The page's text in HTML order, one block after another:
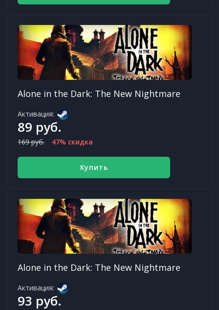
Alone in the Dark: The New Nightmare
Активация:
89 руб.
169 руб. 47% скидка
Купить
Alone in the Dark: The New Nightmare
Активация:
93 руб.